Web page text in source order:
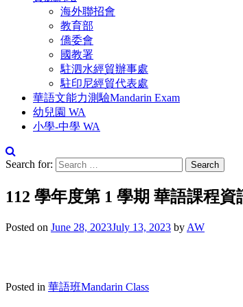
海外聯招會
教育部
僑委會
國教署
駐泗水經貿辦事處
駐印尼經貿代表處
華語文能力測驗Mandarin Exam
幼兒園 WA
小學-中學 WA
Search for:
112 學年度第 1 學期 華語課程資
Posted on June 28, 2023July 13, 2023 by AW
Posted in 華語班Mandarin Class